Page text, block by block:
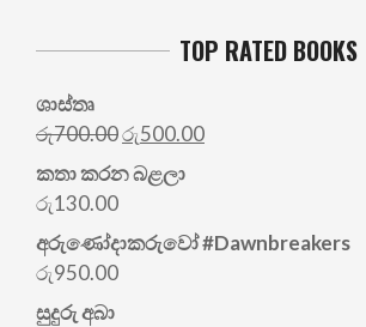
TOP RATED BOOKS
ශාස්තෘ
රු700.00Original
price
was:
රු500.00Current
කතා කරන බළලා
රු130.00
අරු‍ණෝදාකරුවෝ #Dawnbreakers
රු950.00
සුදුරු අබා